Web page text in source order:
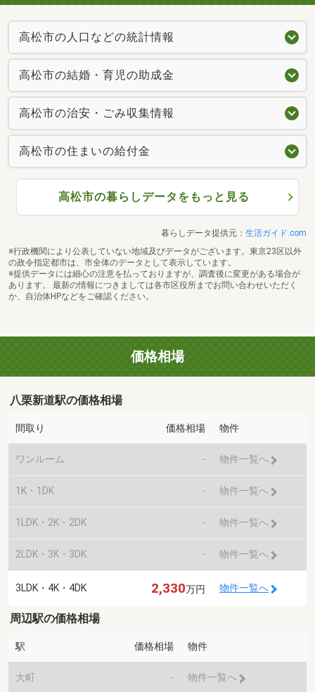
高松市の人口などの統計情報
高松市の結婚・育児の助成金
高松市の治安・ごみ収集情報
高松市の住まいの給付金
高松市の暮らしデータをもっと見る
暮らしデータ提供元： 生活ガイド.com
※行政機関により公表していない地域及びデータがございます。東京23区以外
の政令指定都市は、市全体のデータとして表示しています。
※提供データには細心の注意を払っておりますが、調査後に変更がある場合が
あります。 最新の情報につきましては各市区役所までお問い合わせいただく
か、自治体HPなどをご確認ください。
価格相場
八栗新道駅の価格相場
間取り 価格相場 物件
ワンルーム - 物件一覧へ
1K・1DK - 物件一覧へ
1LDK・2K・2DK - 物件一覧へ
2LDK・3K・3DK - 物件一覧へ
3LDK・4K・4DK 2,330万円 物件一覧へ
周辺駅の価格相場
駅 価格相場 物件
大町 - 物件一覧へ